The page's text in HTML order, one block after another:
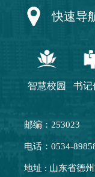
快速导
智慧校园 书记
邮编：253023
电话：0534-
地址 : 山东省德